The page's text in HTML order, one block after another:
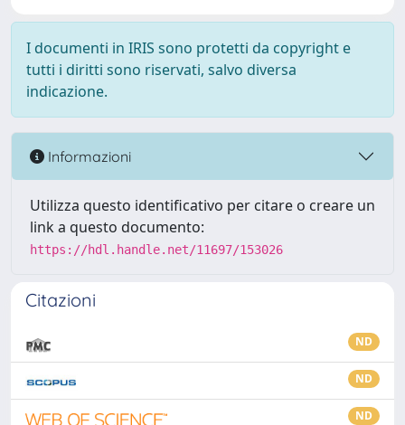
I documenti in IRIS sono protetti da copyright e
tutti i diritti sono riservati, salvo diversa
indicazione.
Informazioni
Utilizza questo identificativo per citare o creare un
link a questo documento:
https://hdl.handle.net/11697/153026
Citazioni
ND
ND
ND